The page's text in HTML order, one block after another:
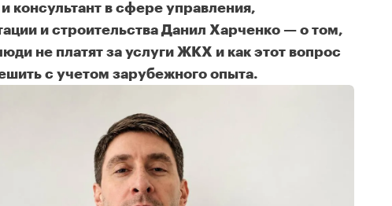
консультант в сфере управления,
и строительства Данил Харченко — о том,
не платят за услуги ЖКХ и как этот вопрос
с учетом зарубежного опыта.
ЖКХ: почему люди не платят за коммунальные услуги